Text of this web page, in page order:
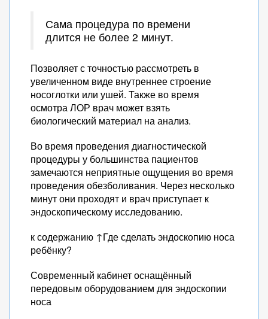
Сама процедура по времени
длится не более 2 минут.
Позволяет с точностью рассмотреть в
увеличенном виде внутреннее строение
носоглотки или ушей. Также во время
осмотра ЛОР врач может взять
биологический материал на анализ.
Во время проведения диагностической
процедуры у большинства пациентов
замечаются неприятные ощущения во время
проведения обезболивания. Через несколько
минут они проходят и врач приступает к
эндоскопическому исследованию.
к содержанию ↑Где сделать эндоскопию носа
ребёнку?
Современный кабинет оснащённый
передовым оборудованием для эндоскопии
носа